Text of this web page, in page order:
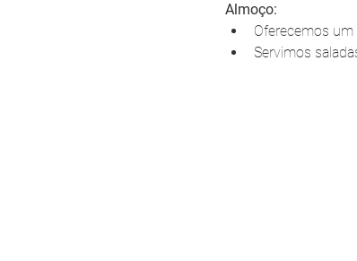
Almoço:
Oferecemos
Servimos